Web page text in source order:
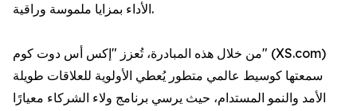
الأداء بمزايا ملموسة وراقية.
من خلال هذه المبادرة، تُعزز "إكس أس دوت كوم" (XS.com)
سمعتها كوسيط عالمي متطور يُعطي الأولوية للعلاقات طويلة
الأمد والنمو المستدام، حيث يرسي برنامج ولاء الشركاء معيارًا